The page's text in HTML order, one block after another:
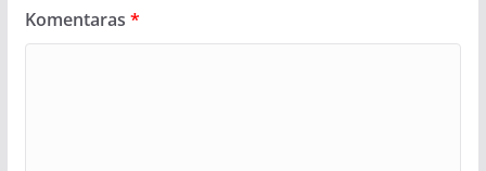
Komentaras *